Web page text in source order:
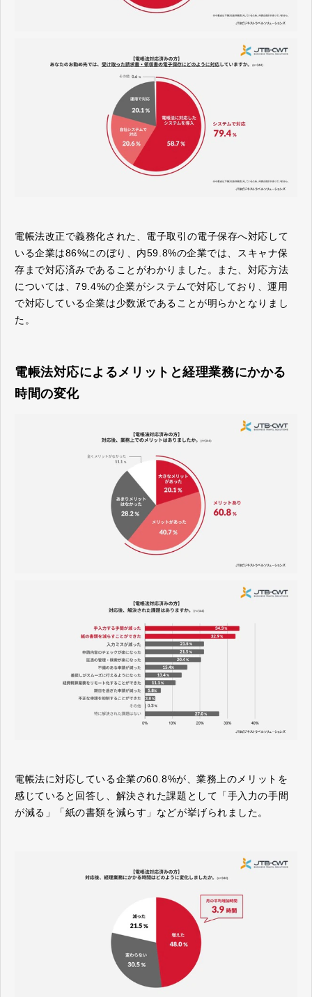
電帳法改正で義務化された、電子取引の電子保存へ対応して
いる企業は86%にのぼり、内59.8%の企業では、スキャナ保
存まで対応済みであることがわかりました。また、対応方法
については、79.4%の企業がシステムで対応しており、運用
で対応している企業は少数派であることが明らかとなりまし
た。
電帳法対応によるメリットと経理業務にかかる
時間の変化
電帳法に対応している企業の60.8%が、業務上のメリットを
感じていると回答し、解決された課題として「手入力の手間
が減る」「紙の書類を減らす」などが挙げられました。